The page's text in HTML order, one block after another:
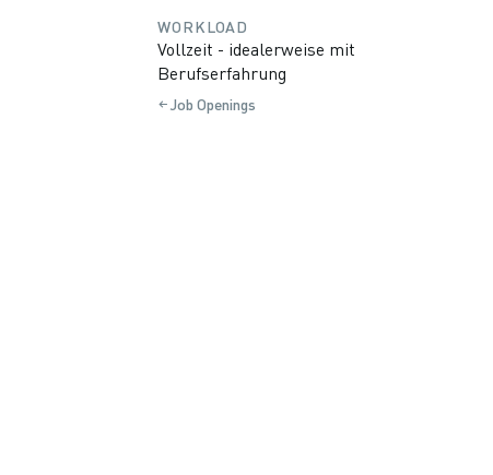
WORKLOAD
Vollzeit - idealerweise mit
Berufserfahrung
Job Openings